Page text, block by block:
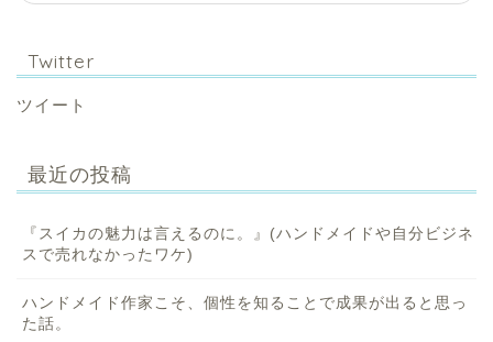
Twitter
ツイート
最近の投稿
『スイカの魅力は言えるのに。』(ハンドメイドや自分ビジネ
スで売れなかったワケ)
ハンドメイド作家こそ、個性を知ることで成果が出ると思っ
た話。